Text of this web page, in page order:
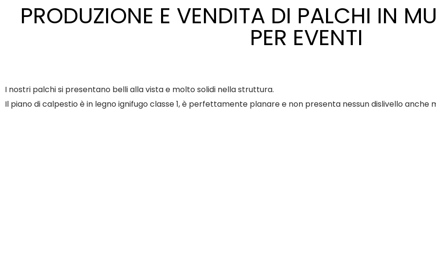
PRODUZIONE E VENDITA DI PALCHI IN
PER EVENTI
I nostri palchi si presentano belli alla vista e molto solidi nella struttura.
Il piano di calpestio è in legno ignifugo classe 1, è perfettamente planare e non presenta nessun dislivello anche